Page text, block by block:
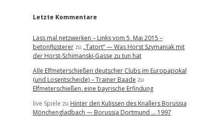
Letzte Kommentare
Lass mal netzwerken – Links vom 5. Mai 2015 –
betonflüstererzu „Tatort“ — Was Horst Szymaniak mit
der Horst-Schimanski-Gasse zu tun hat
Alle Elfmeterschießen deutscher Clubs im Europapokal
(und Losentscheide) – Trainer Baade zu
Elfmeterschießen, eine bayrische Erfindung
live Spiele zu Hinter den Kulissen des Knallers Borussia
Mönchengladbach — Borussia Dortmund … 1997